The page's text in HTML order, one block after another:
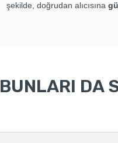
şekilde, doğrudan alıcısına
BUNLARI DA